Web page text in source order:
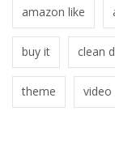
amazon like
buy it clean
theme video